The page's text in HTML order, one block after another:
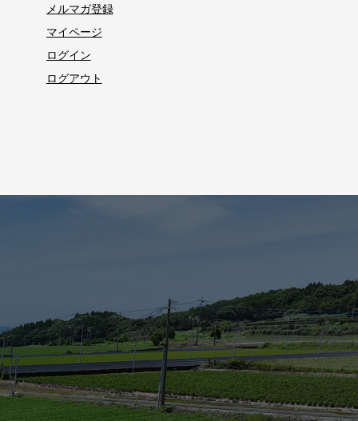
メルマガ登録
マイページ
ログイン
ログアウト